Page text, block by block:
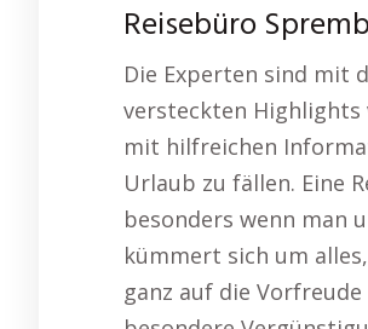
Reisebüro
Die Experten sind mit
versteckten Highlights
mit hilfreichen
Urlaub zu fällen. Eine
besonders wenn man
kümmert sich um
ganz auf die